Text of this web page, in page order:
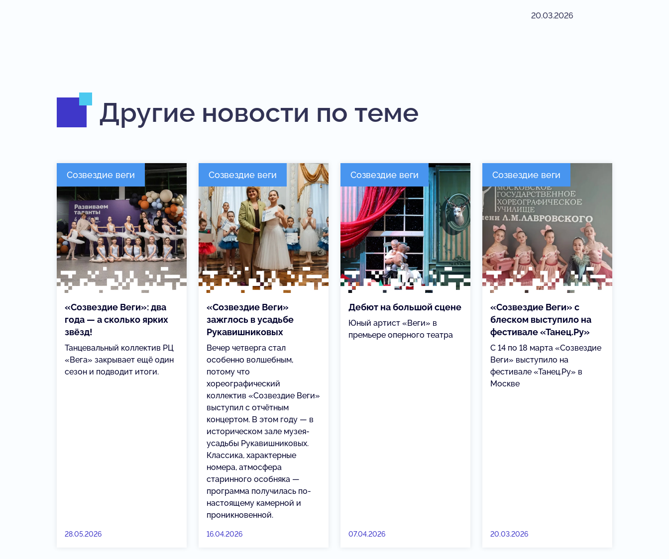
20.03.2026
Другие новости по теме
Созвездие веги
«Созвездие Веги»: два
года — а сколько ярких
звёзд!
Танцевальный коллектив РЦ
«Вега» закрывает ещё один
сезон и подводит итоги.
28.05.2026
Созвездие веги
«Созвездие Веги»
зажглось в усадьбе
Рукавишниковых
Вечер четверга стал
особенно волшебным,
потому что
хореографический
коллектив «Созвездие Веги»
выступил с отчётным
концертом. В этом году — в
историческом зале музея-
усадьбы Рукавишниковых.
Классика, характерные
номера, атмосфера
старинного особняка —
программа получилась по-
настоящему камерной и
проникновенной.
16.04.2026
Созвездие веги
Дебют на большой сцене
Юный артист «Веги» в
премьере оперного театра
07.04.2026
Созвездие веги
«Созвездие Веги» с
блеском выступило на
фестивале «Танец.Ру»
С 14 по 18 марта «Созвездие
Веги» выступило на
фестивале «Танец.Ру» в
Москве
20.03.2026